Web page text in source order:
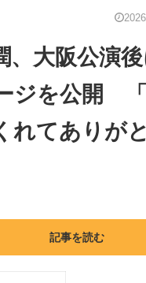
、大阪公演
ジを公開 「
れてありが
記事を読む